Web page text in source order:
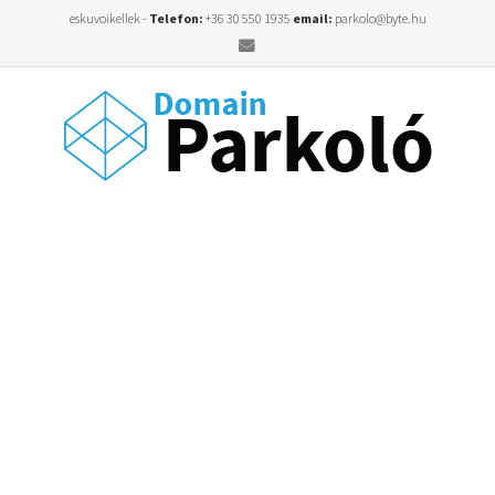
eskuvoikellek - Telefon: +36 30 550 1935 email: parkolo@byte.hu
Email